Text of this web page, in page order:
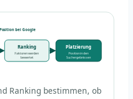
Ranking
Faktoren werden
bewertet
Platzierung
Position in den
Suchergebnissen
bei Google
Ranking bestimmen, ob